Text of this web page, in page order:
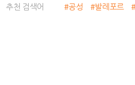
추천 검색어 #공성 #발레포르